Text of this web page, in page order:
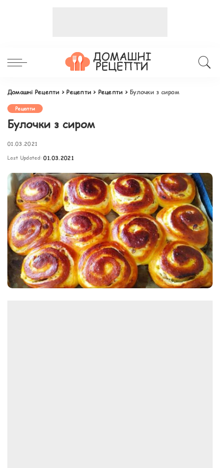
Домашні Рецепти >Рецепти > Рецепти > Булочки з сиром
Рецепти
Булочки з сиром
01.03.2021
Last Updated: 01.03.2021